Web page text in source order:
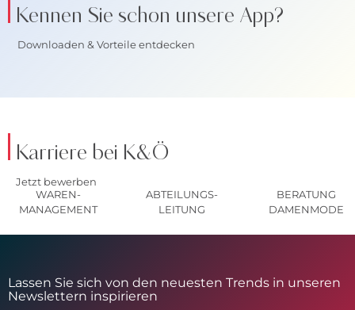
Kennen Sie schon unsere App?
Downloaden & Vorteile entdecken
Karriere bei K&Ö
Jetzt bewerben
WAREN-
MANAGEMENT
ABTEILUNGS-
LEITUNG
BERATUNG
DAMENMODE
Lassen Sie sich von den neuesten Trends in unseren
Newslettern inspirieren